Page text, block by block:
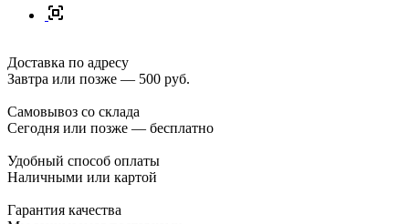
Доставка по адресу
Завтра или позже — 500 руб.
Самовывоз со склада
Сегодня или позже — бесплатно
Удобный способ оплаты
Наличными или картой
Гарантия качества